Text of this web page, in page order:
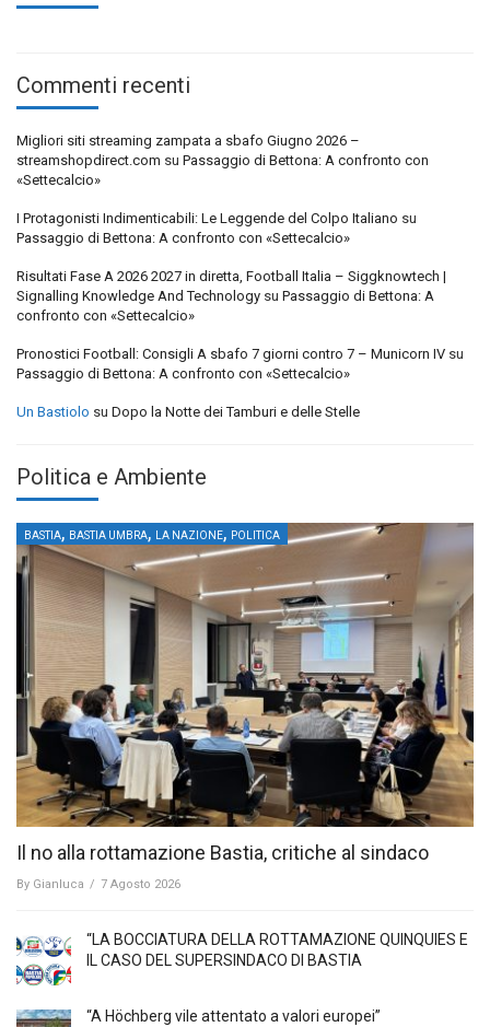
Commenti recenti
Migliori siti streaming zampata a sbafo Giugno 2026 –
streamshopdirect.com su Passaggio di Bettona: A confronto con
«Settecalcio»
I Protagonisti Indimenticabili: Le Leggende del Colpo Italiano su
Passaggio di Bettona: A confronto con «Settecalcio»
Risultati Fase A 2026 2027 in diretta, Football Italia – Siggknowtech |
Signalling Knowledge And Technology su Passaggio di Bettona: A
confronto con «Settecalcio»
Pronostici Football: Consigli A sbafo 7 giorni contro 7 – Municorn IV su
Passaggio di Bettona: A confronto con «Settecalcio»
Un Bastiolo su Dopo la Notte dei Tamburi e delle Stelle
Politica e Ambiente
BASTIA, BASTIA UMBRA, LA NAZIONE, POLITICA
Il no alla rottamazione Bastia, critiche al sindaco
By Gianluca / 7 Agosto 2026
“LA BOCCIATURA DELLA ROTTAMAZIONE QUINQUIES E
IL CASO DEL SUPERSINDACO DI BASTIA
“A Höchberg vile attentato a valori europei”